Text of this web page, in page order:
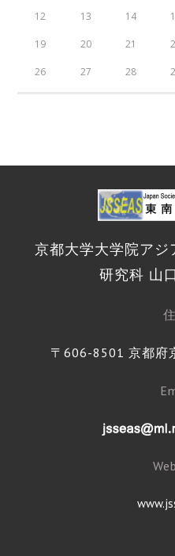
12 13 14
19 20 21
26 27 28
京都大学大学院アジ
研究科 山
〒606-8501 京都府